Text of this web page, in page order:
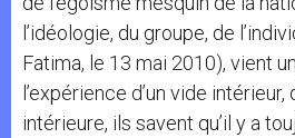
l’idéologie, du groupe, de
Fatima, le 13 mai 2010), vient
l’expérience d’un vide intérieur,
intérieure, ils savent qu’il y a